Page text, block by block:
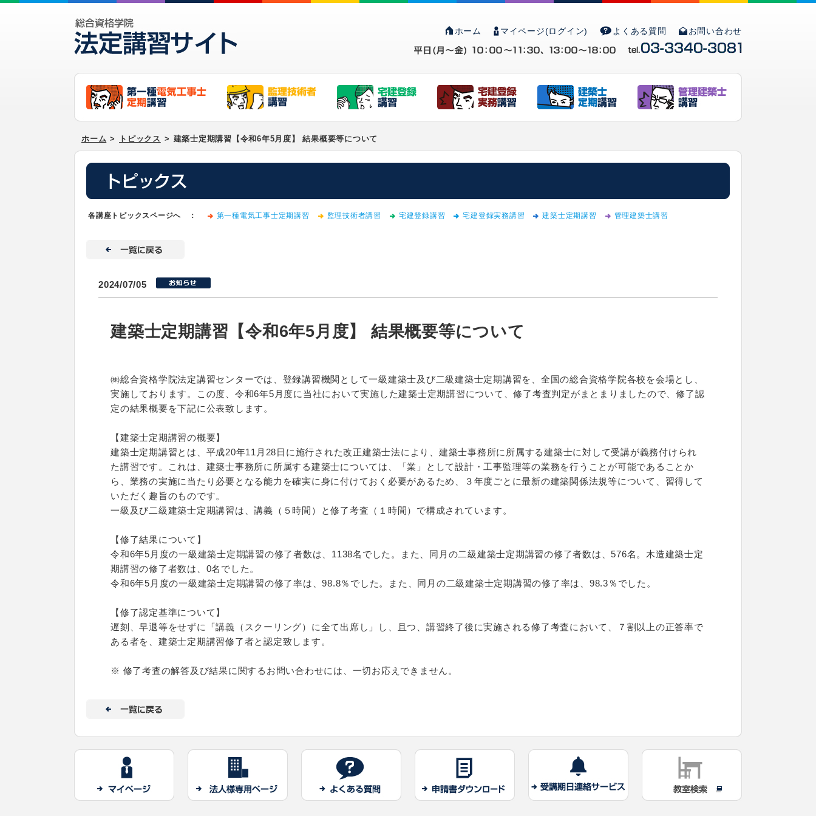
ホーム マイページ(ログイン) よくある質問 お問い合わせ
ホーム > トピックス > 建築士定期講習【令和6年5月度】 結果概要等について
各講座トピックスページへ ： 第一種電気工事士定期講習 監理技術者講習 宅建登録講習 宅建登録実務講習 建築士定期講習 管理建築士講習
2024/07/05
建築士定期講習【令和6年5月度】 結果概要等について
㈱総合資格学院法定講習センターでは、登録講習機関として一級建築士及び二級建築士定期講習を、全国の総合資格学院各校を会場とし、
実施しております。この度、令和6年5月度に当社において実施した建築士定期講習について、修了考査判定がまとまりましたので、修了認
定の結果概要を下記に公表致します。
【建築士定期講習の概要】
建築士定期講習とは、平成20年11月28日に施行された改正建築士法により、建築士事務所に所属する建築士に対して受講が義務付けられ
た講習です。これは、建築士事務所に所属する建築士については、「業」として設計・工事監理等の業務を行うことが可能であることか
ら、業務の実施に当たり必要となる能力を確実に身に付けておく必要があるため、３年度ごとに最新の建築関係法規等について、習得して
いただく趣旨のものです。
一級及び二級建築士定期講習は、講義（５時間）と修了考査（１時間）で構成されています。
【修了結果について】
令和6年5月度の一級建築士定期講習の修了者数は、1138名でした。また、同月の二級建築士定期講習の修了者数は、576名。木造建築士定
期講習の修了者数は、0名でした。
令和6年5月度の一級建築士定期講習の修了率は、98.8％でした。また、同月の二級建築士定期講習の修了率は、98.3％でした。
【修了認定基準について】
遅刻、早退等をせずに「講義（スクーリング）に全て出席し」し、且つ、講習終了後に実施される修了考査において、７割以上の正答率で
ある者を、建築士定期講習修了者と認定致します。
※ 修了考査の解答及び結果に関するお問い合わせには、一切お応えできません。